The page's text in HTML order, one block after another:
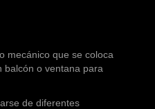
mecánico que se coloca
balcón o ventana para
de diferentes